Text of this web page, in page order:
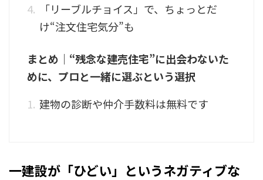
「リーブルチョイス」で、ちょっとだ
け“注文住宅気分”も
まとめ｜“残念な建売住宅”に出会わないた
めに、プロと一緒に選ぶという選択
建物の診断や仲介手数料は無料です
一建設が「ひどい」というネガティブな